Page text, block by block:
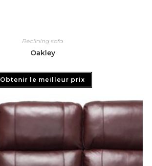
Reclining sofa
Oakley
Obtenir le meilleur prix